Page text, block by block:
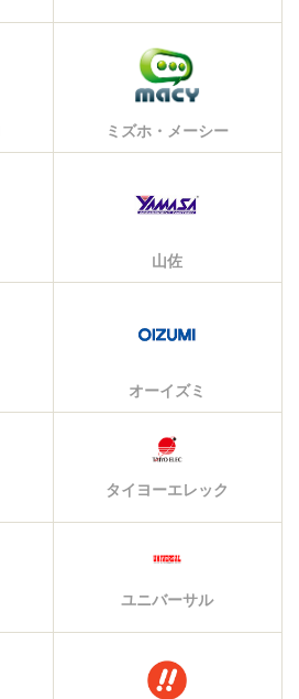
ミズホ・メーシー
山佐
オーイズミ
タイヨーエレック
ユニバーサル